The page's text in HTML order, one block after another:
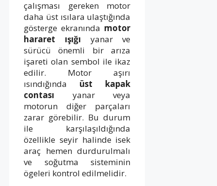
çalışması gereken motor
daha üst ısılara ulaştığında
gösterge ekranında motor
hararet ışığı yanar ve
sürücü önemli bir arıza
işareti olan sembol ile ikaz
edilir. Motor aşırı
ısındığında üst kapak
contası yanar veya
motorun diğer parçaları
zarar görebilir. Bu durum
ile karşılaşıldığında
özellikle seyir halinde isek
araç hemen durdurulmalı
ve soğutma sisteminin
ögeleri kontrol edilmelidir.